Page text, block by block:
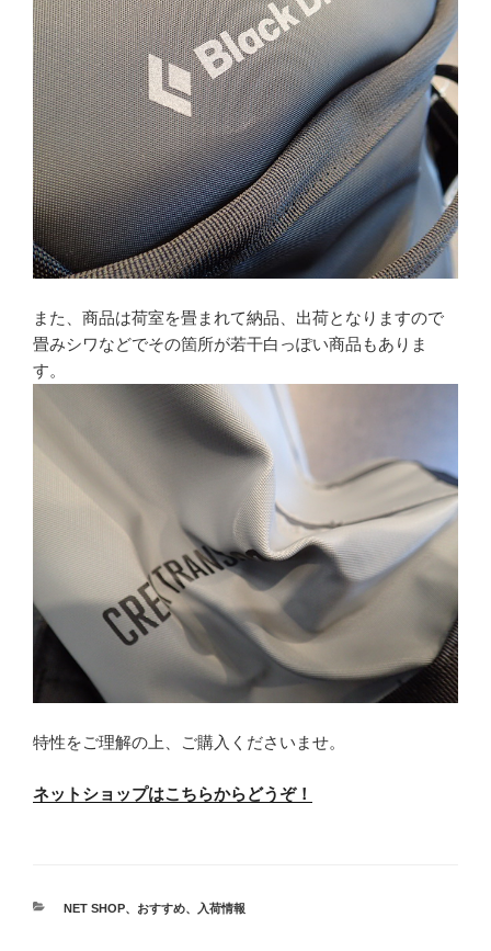
また、商品は荷室を畳まれて納品、出荷となりますので
畳みシワなどでその箇所が若干白っぽい商品もありま
す。
特性をご理解の上、ご購入くださいませ。
ネットショップはこちらからどうぞ！
カ
NET SHOP、 おすすめ、 入荷情報